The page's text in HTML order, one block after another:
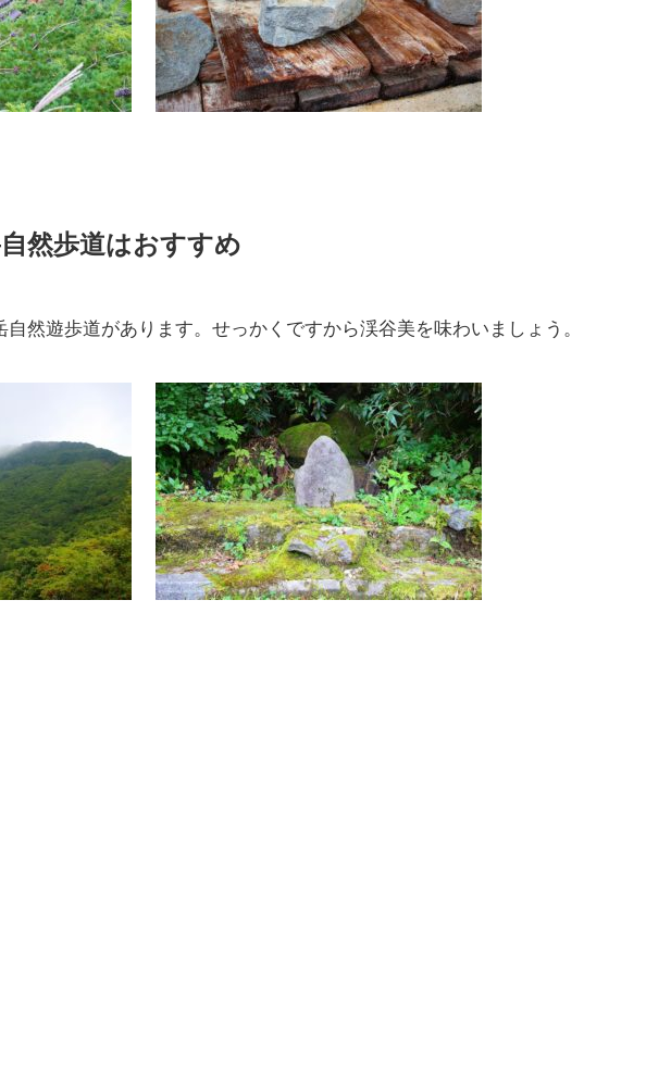
然歩道はおすすめ
然遊歩道があります。せっかくですから渓谷美を味わいましょう。